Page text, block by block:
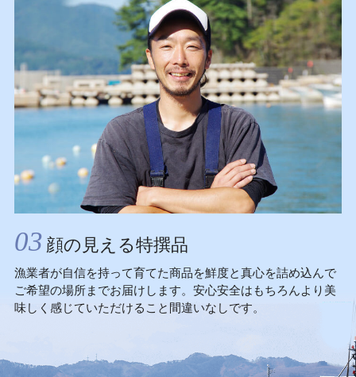
03 顔の見える特撰品
漁業者が自信を持って育てた商品を鮮度と真心を詰め込んで
ご希望の場所までお届けします。安心安全はもちろんより美
味しく感じていただけること間違いなしです。